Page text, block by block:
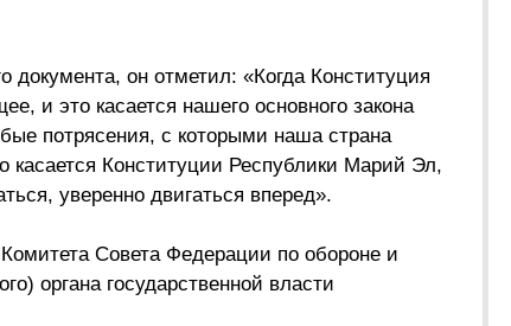
документа, он отметил: «Когда Конституция
и это касается нашего основного закона
потрясения, с которыми наша страна
касается Конституции Республики Марий Эл,
уверенно двигаться вперед».
Совета Федерации по обороне и
органа государственной власти